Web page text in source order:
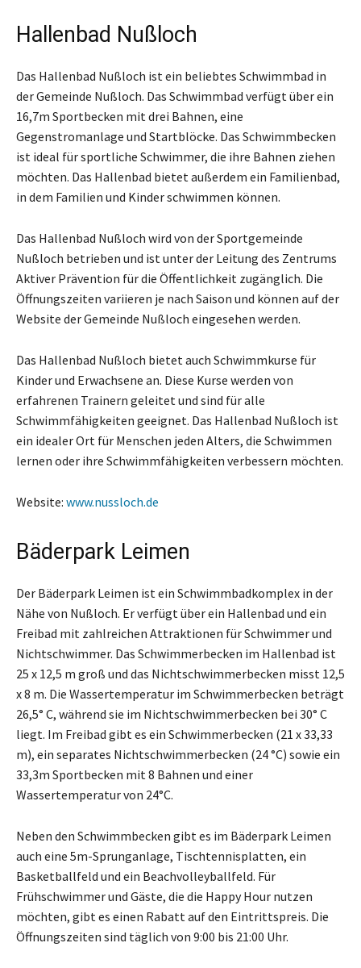
Hallenbad Nußloch
Das Hallenbad Nußloch ist ein beliebtes Schwimmbad in
der Gemeinde Nußloch. Das Schwimmbad verfügt über ein
16,7m Sportbecken mit drei Bahnen, eine
Gegenstromanlage und Startblöcke. Das Schwimmbecken
ist ideal für sportliche Schwimmer, die ihre Bahnen ziehen
möchten. Das Hallenbad bietet außerdem ein Familienbad,
in dem Familien und Kinder schwimmen können.
Das Hallenbad Nußloch wird von der Sportgemeinde
Nußloch betrieben und ist unter der Leitung des Zentrums
Aktiver Prävention für die Öffentlichkeit zugänglich. Die
Öffnungszeiten variieren je nach Saison und können auf der
Website der Gemeinde Nußloch eingesehen werden.
Das Hallenbad Nußloch bietet auch Schwimmkurse für
Kinder und Erwachsene an. Diese Kurse werden von
erfahrenen Trainern geleitet und sind für alle
Schwimmfähigkeiten geeignet. Das Hallenbad Nußloch ist
ein idealer Ort für Menschen jeden Alters, die Schwimmen
lernen oder ihre Schwimmfähigkeiten verbessern möchten.
Website: www.nussloch.de
Bäderpark Leimen
Der Bäderpark Leimen ist ein Schwimmbadkomplex in der
Nähe von Nußloch. Er verfügt über ein Hallenbad und ein
Freibad mit zahlreichen Attraktionen für Schwimmer und
Nichtschwimmer. Das Schwimmerbecken im Hallenbad ist
25 x 12,5 m groß und das Nichtschwimmerbecken misst 12,5
x 8 m. Die Wassertemperatur im Schwimmerbecken beträgt
26,5° C, während sie im Nichtschwimmerbecken bei 30° C
liegt. Im Freibad gibt es ein Schwimmerbecken (21 x 33,33
m), ein separates Nichtschwimmerbecken (24 °C) sowie ein
33,3m Sportbecken mit 8 Bahnen und einer
Wassertemperatur von 24°C.
Neben den Schwimmbecken gibt es im Bäderpark Leimen
auch eine 5m-Sprunganlage, Tischtennisplatten, ein
Basketballfeld und ein Beachvolleyballfeld. Für
Frühschwimmer und Gäste, die die Happy Hour nutzen
möchten, gibt es einen Rabatt auf den Eintrittspreis. Die
Öffnungszeiten sind täglich von 9:00 bis 21:00 Uhr.